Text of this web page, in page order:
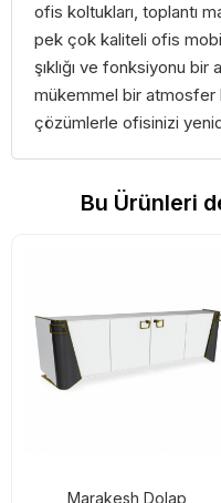
ofis koltukları, toplantı
pek çok kaliteli ofis
şıklığı ve fonksiyonu
mükemmel bir atmosfer
çözümlerle ofisinizi
Bu Ürünleri
Marakesh Dolap